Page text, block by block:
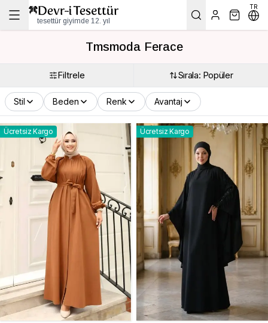
tesettür giyimde 12. yıl
TR
Tmsmoda Ferace
Filtrele Sırala: Popüler
Stil Beden Renk Avantaj
Ücretsiz Kargo Ücretsiz Kargo